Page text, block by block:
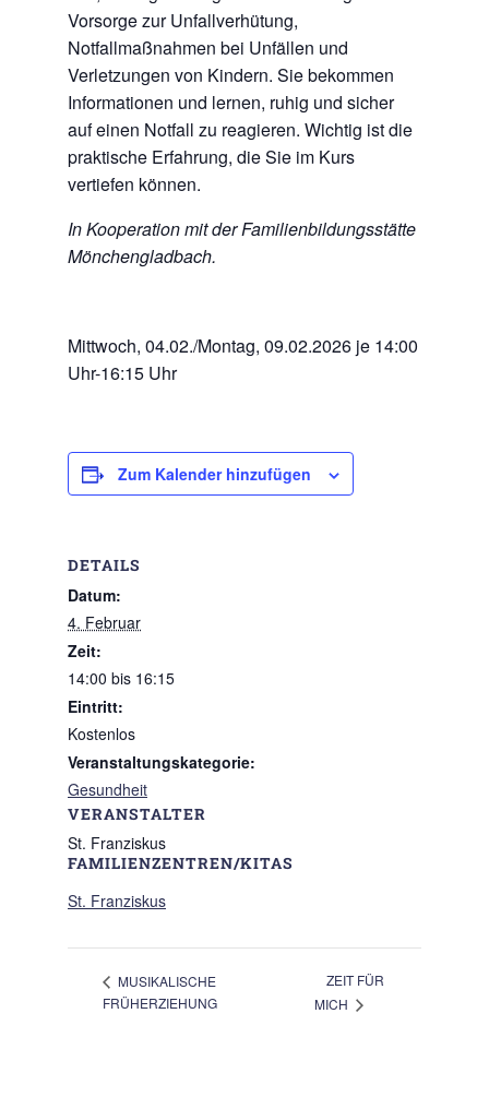
Vorsorge zur Unfallverhütung,
Notfallmaßnahmen bei Unfällen und
Verletzungen von Kindern. Sie bekommen
Informationen und lernen, ruhig und sicher
auf einen Notfall zu reagieren. Wichtig ist die
praktische Erfahrung, die Sie im Kurs
vertiefen können.
In Kooperation mit der Familienbildungsstätte
Mönchengladbach.
Mittwoch, 04.02./Montag, 09.02.2026 je 14:00
Uhr-16:15 Uhr
Zum Kalender hinzufügen
DETAILS
Datum:
4. Februar
Zeit:
14:00 bis 16:15
Eintritt:
Kostenlos
Veranstaltungskategorie:
Gesundheit
VERANSTALTER
St. Franziskus
FAMILIENZENTREN/KITAS
St. Franziskus
MUSIKALISCHE
FRÜHERZIEHUNG
ZEIT FÜR
MICH